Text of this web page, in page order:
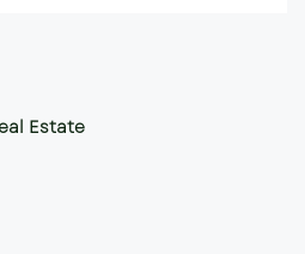
Estate